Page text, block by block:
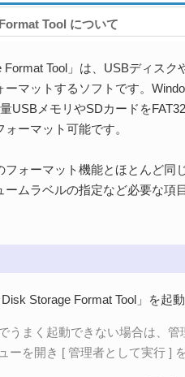
Tool について
Format Tool」は、USBディス
ーマットするソフトです。
USBメモリやSDカードを
ーマット可能です。
フォーマット機能とほとんど同
ームラベルの指定など必要な項
Storage Format Tool」を起動
うまく起動できない場合は、
ーを開き [ 管理者として実行 ]